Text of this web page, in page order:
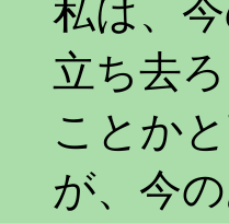
私は、
立ち去
ことか
が、今